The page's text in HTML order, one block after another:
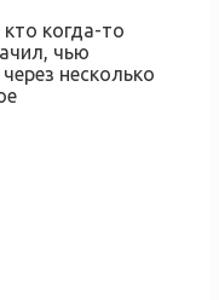
когда-то
чью
несколько